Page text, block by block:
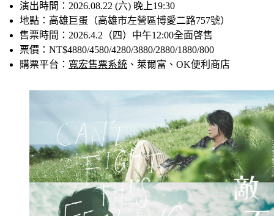
活動名稱：2026 游鴻明《敵不過想念》演唱會 高雄站
演出時間：2026.08.22 (六) 晚上19:30
地點：高雄巨蛋（高雄市左營區博愛二路757號）
售票時間：2026.4.2（四）中午12:00全面啓售
票價：NT$4880/4580/4280/3880/2880/1880/800